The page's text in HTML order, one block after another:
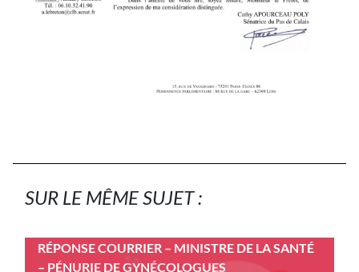
SUR LE MÊME SUJET :
RÉPONSE COURRIER – MINISTRE DE LA SANTÉ
– PÉNURIE DE GYNÉCOLOGUES